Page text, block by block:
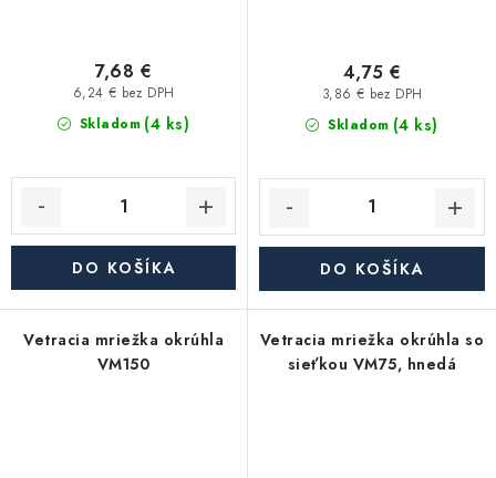
Skladom (4 ks)
6,24 € bez DPH
7,68 €
DO KOŠÍKA
Skladom (4 ks)
3,86 € bez DPH
4,75 €
DO KOŠÍKA
Vetracia mriežka okrúhla
VM150
Vetracia mriežka okrúhla so
sieťkou VM75, hnedá